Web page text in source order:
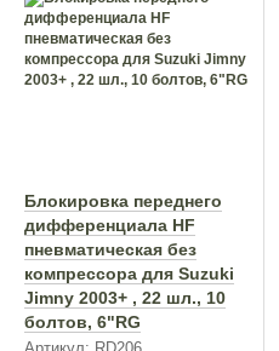
Блокировка переднего
дифференциала HF
пневматическая без
компрессора для Suzuki
Jimny 2003+ , 22 шл., 10
болтов, 6"RG